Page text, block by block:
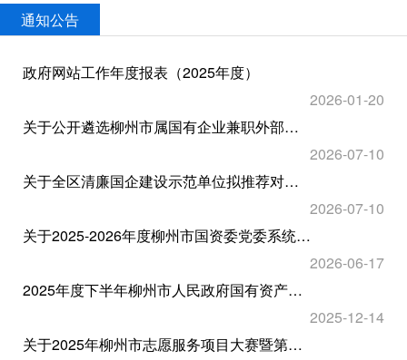
通知公告
政府网站工作年度报表（2025年度）
2026-01-20
关于公开遴选柳州市属国有企业兼职外部董事人才库人选的公告
2026-07-10
关于全区清廉国企建设示范单位拟推荐对象的公示
2026-07-10
关于2025-2026年度柳州市国资委党委系统 “两优一先”拟表彰对象的公示
2026-06-17
2025年度下半年柳州市人民政府国有资产监督管理委员会所属事业单位公开招聘工作人员面试成绩公示
2025-12-14
关于2025年柳州市志愿服务项目大赛暨第六届青年志愿服务项目大赛拟推荐项目的公示